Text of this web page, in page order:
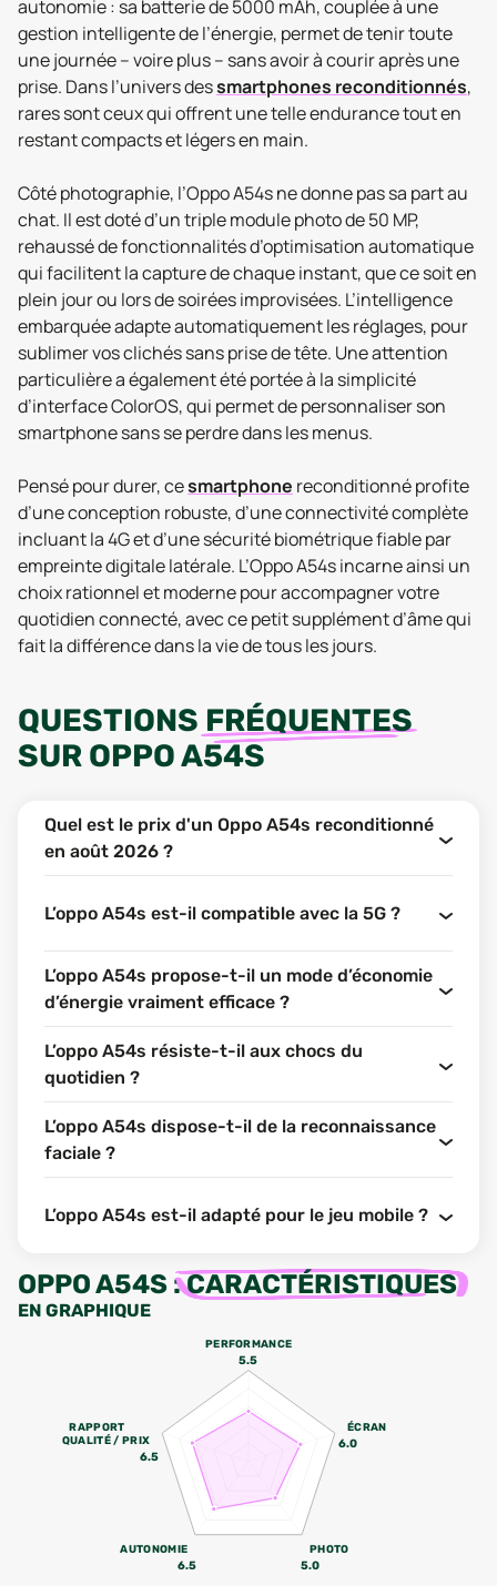
autonomie : sa batterie de 5000 mAh, couplée à une
gestion intelligente de l’énergie, permet de tenir toute
une journée – voire plus – sans avoir à courir après une
prise. Dans l’univers dessmartphones reconditionnés,
rares sont ceux qui offrent une telle endurance tout en
restant compacts et légers en main.
Côté photographie, l’Oppo A54s ne donne pas sa part au
chat. Il est doté d’un triple module photo de 50 MP,
rehaussé de fonctionnalités d’optimisation automatique
qui facilitent la capture de chaque instant, que ce soit en
plein jour ou lors de soirées improvisées. L’intelligence
embarquée adapte automatiquement les réglages, pour
sublimer vos clichés sans prise de tête. Une attention
particulière a également été portée à la simplicité
d’interface ColorOS, qui permet de personnaliser son
smartphone sans se perdre dans les menus.
Pensé pour durer, cesmartphone reconditionné profite
d’une conception robuste, d’une connectivité complète
incluant la 4G et d’une sécurité biométrique fiable par
empreinte digitale latérale. L’Oppo A54s incarne ainsi un
choix rationnel et moderne pour accompagner votre
quotidien connecté, avec ce petit supplément d’âme qui
fait la différence dans la vie de tous les jours.
QUESTIONS FRÉQUENTES
SUR OPPO A54S
Quel est le prix d'un Oppo A54s reconditionné
en août 2026 ?
L’oppo A54s est-il compatible avec la 5G ?
L’oppo A54s propose-t-il un mode d’économie
d’énergie vraiment efficace ?
L’oppo A54s résiste-t-il aux chocs du
quotidien ?
L’oppo A54s dispose-t-il de la reconnaissance
faciale ?
L’oppo A54s est-il adapté pour le jeu mobile ?
OPPO A54S :CARACTÉRISTIQUES
EN GRAPHIQUE
PERFORMANCE
5.5
ÉCRAN
6.0
PHOTO
5.0
AUTONOMIE
6.5
RAPPORT
QUALITÉ / PRIX
6.5